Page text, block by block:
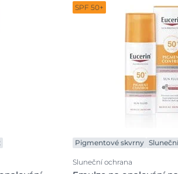
SPF 50+
Pigmentové skvrny
Sluneční ochrana